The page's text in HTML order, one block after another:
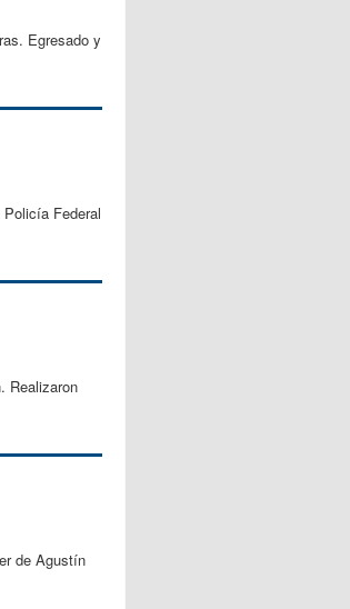
Egresado y
Federal
Realizaron
de Agustín